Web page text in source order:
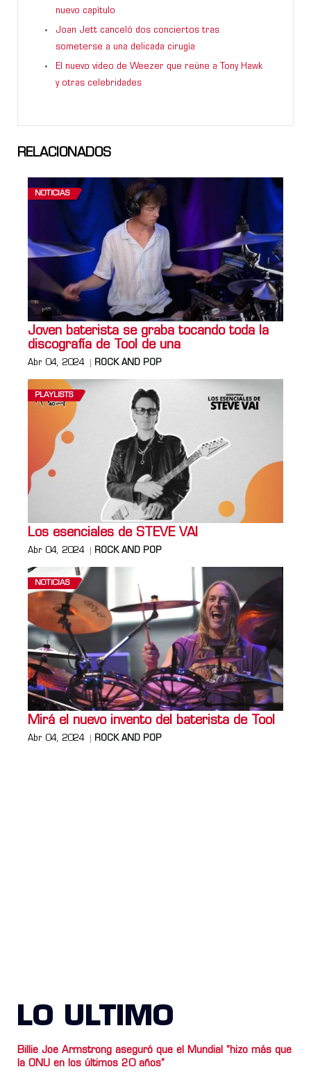
nuevo capítulo
Joan Jett canceló dos conciertos tras
someterse a una delicada cirugía
El nuevo video de Weezer que reúne a Tony Hawk
y otras celebridades
RELACIONADOS
NOTICIAS
Joven baterista se graba tocando toda la
discografía de Tool de una
Abr 04, 2024 ROCK AND POP
PLAYLISTS
Los esenciales de STEVE VAI
Abr 04, 2024 ROCK AND POP
NOTICIAS
Mirá el nuevo invento del baterista de Tool
Abr 04, 2024 ROCK AND POP
LO ULTIMO
Billie Joe Armstrong aseguró que el Mundial “hizo más que
la ONU en los últimos 20 años”